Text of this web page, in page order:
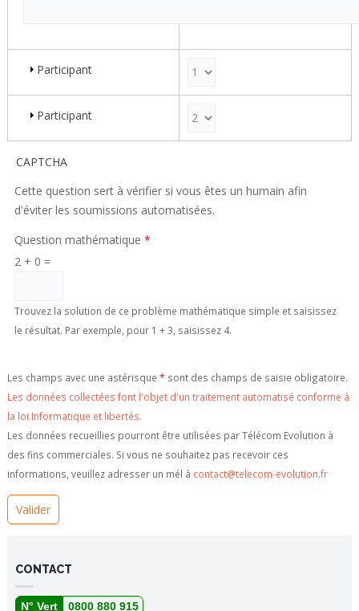
Participant Poids pour la ligne 2
Participant Poids pour la ligne 3
CAPTCHA
Cette question sert à vérifier si vous êtes un humain afin
d'éviter les soumissions automatisées.
Question mathématique *
2 + 0 =
Trouvez la solution de ce problème mathématique simple et saisissez
le résultat. Par exemple, pour 1 + 3, saisissez 4.
Les champs avec une astérisque * sont des champs de saisie obligatoire.
Les données collectées font l'objet d'un traitement automatisé conforme à
la loi Informatique et libertés.
Les données recueillies pourront être utilisées par Télécom Evolution à
des fins commerciales. Si vous ne souhaitez pas recevoir ces
informations, veuillez adresser un mél à contact@telecom-evolution.fr
CONTACT
N° Vert 0800 880 915